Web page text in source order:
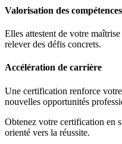
Valorisation des compétences
Elles attestent de votre
relever des défis concrets.
Accélération de carrière
Une certification renforce
nouvelles opportunités
Obtenez votre certification en
orienté vers la réussite.